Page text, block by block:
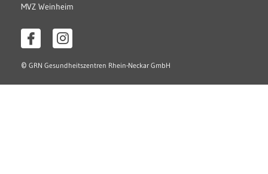
MVZ Weinheim
© GRN Gesundheitszentren Rhein-Neckar GmbH